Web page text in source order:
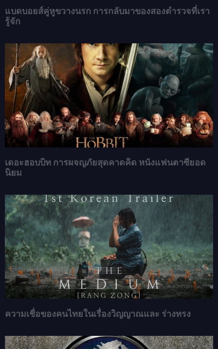
แบดบอยส์คู่หูขวางนรก การกลับมาของสองตำรวจที่เรา
รู้จัก
เดอะฮอบบิท การผจญภัยสุดคาดคิด หนังแฟนตาซียอด
นิยม
ความเชื่อของคนไทยในเรื่องวิญญาณและ ร่างทรง